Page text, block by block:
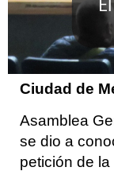
Ciudad de
Asamblea
se dio a
petición de